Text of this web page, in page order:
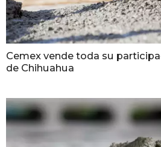
Cemex vende toda su
de Chihuahua